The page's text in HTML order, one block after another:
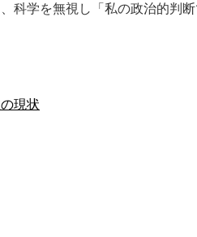
科学を無視し「私の政治的判
現状